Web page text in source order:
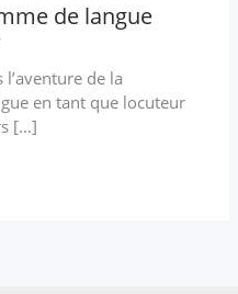
de langue
de la
en tant que locuteur
[…]